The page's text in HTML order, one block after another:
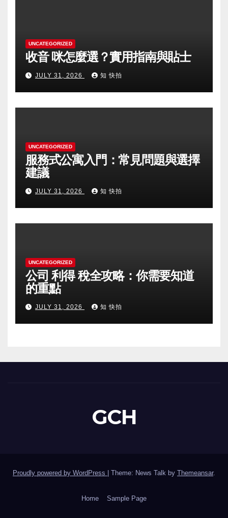
UNCATEGORIZED
收音 咪怎麼選？實用指南與貼士
JULY 31, 2026 知 快拍
UNCATEGORIZED
服務式公寓入門：常見問題與選擇
建議
JULY 31, 2026 知 快拍
UNCATEGORIZED
公司 利得 稅全攻略：你需要知道
的重點
JULY 31, 2026 知 快拍
GCH
Proudly powered by WordPress Theme: News Talk by Themeansar.
Home Sample Page